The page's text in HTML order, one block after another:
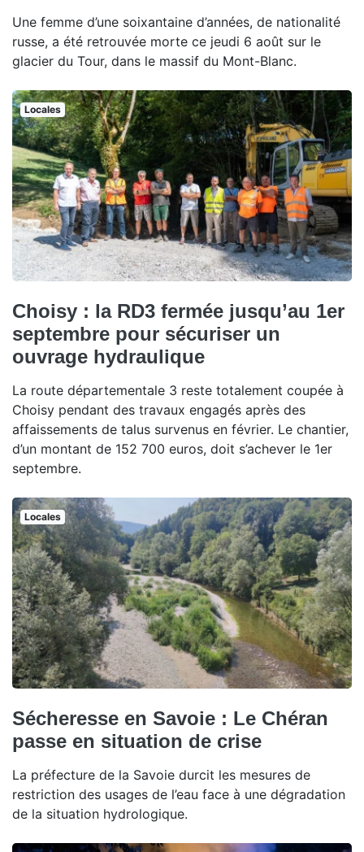
Une femme d’une soixantaine d’années, de nationalité
russe, a été retrouvée morte ce jeudi 6 août sur le
glacier du Tour, dans le massif du Mont-Blanc.
Locales
Choisy : la RD3 fermée jusqu’au 1er
septembre pour sécuriser un
ouvrage hydraulique
La route départementale 3 reste totalement coupée à
Choisy pendant des travaux engagés après des
affaissements de talus survenus en février. Le chantier,
d’un montant de 152 700 euros, doit s’achever le 1er
septembre.
Locales
Sécheresse en Savoie : Le Chéran
passe en situation de crise
La préfecture de la Savoie durcit les mesures de
restriction des usages de l’eau face à une dégradation
de la situation hydrologique.